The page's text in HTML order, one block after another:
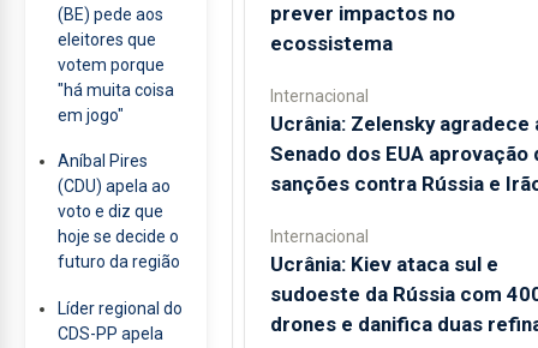
(BE) pede aos
eleitores que
votem porque
"há muita coisa
em jogo"
Aníbal Pires
(CDU) apela ao
voto e diz que
hoje se decide o
futuro da região
Líder regional do
CDS-PP apela
prever impactos no
ecossistema
Internacional
Ucrânia: Zelensky agradece
Senado dos EUA aprovação
sanções contra Rússia e
Internacional
Ucrânia: Kiev ataca sul e
sudoeste da Rússia com
drones e danifica duas